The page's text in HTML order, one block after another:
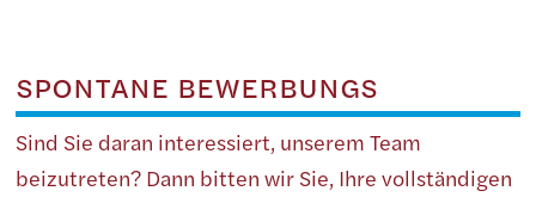
SPONTANE BEWERBUNGS
Sind Sie daran interessiert, unserem Team
beizutreten? Dann bitten wir Sie, Ihre vollständigen